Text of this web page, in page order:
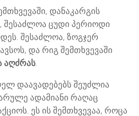
დანაკარგის
შესაძლოა ცუდი პერიოდი
შესაძლოა, ზოგჯერ
და რიგ შემთხვევაში
აღძრას
დაავადებებს შეუძლია
ადამიანი რაღაც
ეს ის შემთხვევაა, როცა